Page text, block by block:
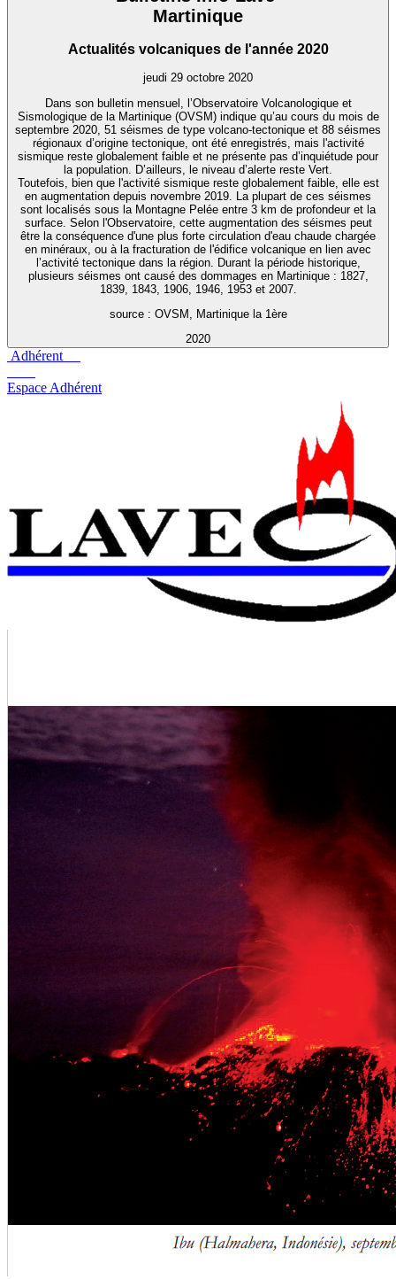
Martinique
Actualités volcaniques de l'année 2020
jeudi 29 octobre 2020
Dans son bulletin mensuel, l’Observatoire Volcanologique et
Sismologique de la Martinique (OVSM) indique qu’au cours du mois de
septembre 2020, 51 séismes de type volcano-tectonique et 88 séismes
régionaux d’origine tectonique, ont été enregistrés, mais l'activité
sismique reste globalement faible et ne présente pas d’inquiétude pour
la population. D’ailleurs, le niveau d’alerte reste Vert.
Toutefois, bien que l'activité sismique reste globalement faible, elle est
en augmentation depuis novembre 2019. La plupart de ces séismes
sont localisés sous la Montagne Pelée entre 3 km de profondeur et la
surface. Selon l'Observatoire, cette augmentation des séismes peut
être la conséquence d'une plus forte circulation d'eau chaude chargée
en minéraux, ou à la fracturation de l'édifice volcanique en lien avec
l’activité tectonique dans la région. Durant la période historique,
plusieurs séismes ont causé des dommages en Martinique : 1827,
1839, 1843, 1906, 1946, 1953 et 2007.
source : OVSM, Martinique la 1ère
2020
Adhérent
Espace Adhérent